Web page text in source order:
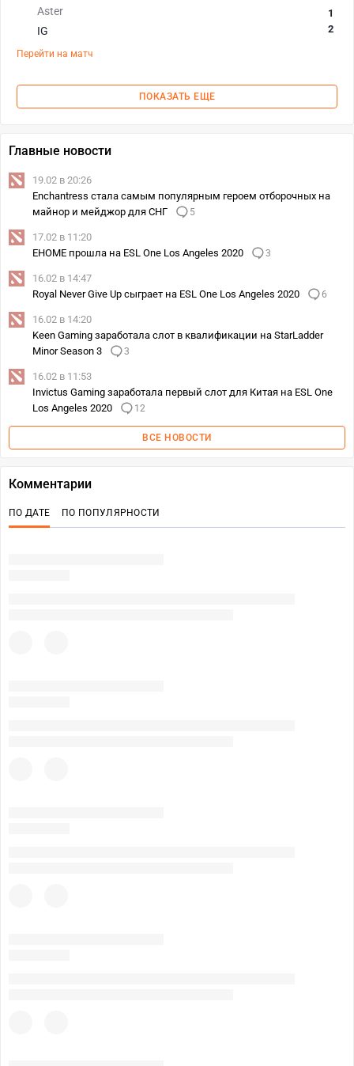
Aster
IG
1
2
Перейти на матч
ПОКАЗАТЬ ЕЩЕ
Главные новости
19.02 в 20:26
Enchantress стала самым популярным героем отборочных на
майнор и мейджор для СНГ
5
17.02 в 11:20
EHOME прошла на ESL One Los Angeles 2020
3
16.02 в 14:47
Royal Never Give Up сыграет на ESL One Los Angeles 2020
6
16.02 в 14:20
Keen Gaming заработала слот в квалификации на StarLadder
Minor Season 3
3
16.02 в 11:53
Invictus Gaming заработала первый слот для Китая на ESL One
Los Angeles 2020
12
ВСЕ НОВОСТИ
Комментарии
ПО ДАТЕ ПО ПОПУЛЯРНОСТИ